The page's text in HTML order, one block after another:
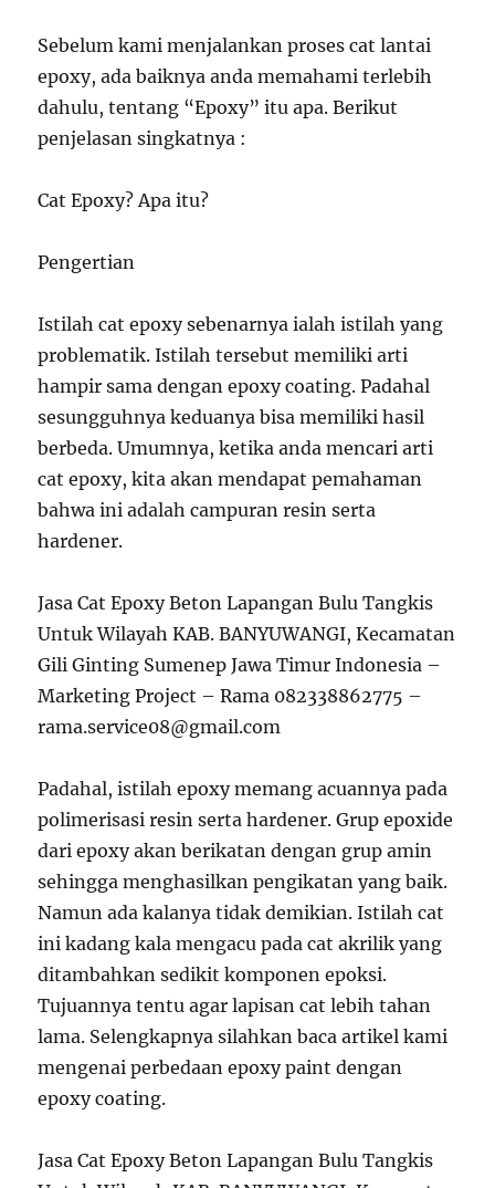
Sebelum kami menjalankan proses cat lantai
epoxy, ada baiknya anda memahami terlebih
dahulu, tentang “Epoxy” itu apa. Berikut
penjelasan singkatnya :
Cat Epoxy? Apa itu?
Pengertian
Istilah cat epoxy sebenarnya ialah istilah yang
problematik. Istilah tersebut memiliki arti
hampir sama dengan epoxy coating. Padahal
sesungguhnya keduanya bisa memiliki hasil
berbeda. Umumnya, ketika anda mencari arti
cat epoxy, kita akan mendapat pemahaman
bahwa ini adalah campuran resin serta
hardener.
Jasa Cat Epoxy Beton Lapangan Bulu Tangkis
Untuk Wilayah KAB. BANYUWANGI, Kecamatan
Gili Ginting Sumenep Jawa Timur Indonesia –
Marketing Project – Rama 082338862775 –
rama.service08@gmail.com
Padahal, istilah epoxy memang acuannya pada
polimerisasi resin serta hardener. Grup epoxide
dari epoxy akan berikatan dengan grup amin
sehingga menghasilkan pengikatan yang baik.
Namun ada kalanya tidak demikian. Istilah cat
ini kadang kala mengacu pada cat akrilik yang
ditambahkan sedikit komponen epoksi.
Tujuannya tentu agar lapisan cat lebih tahan
lama. Selengkapnya silahkan baca artikel kami
mengenai perbedaan epoxy paint dengan
epoxy coating.
Jasa Cat Epoxy Beton Lapangan Bulu Tangkis